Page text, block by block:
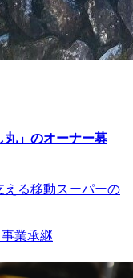
丸」のオーナー募
える移動スーパーの
業承継